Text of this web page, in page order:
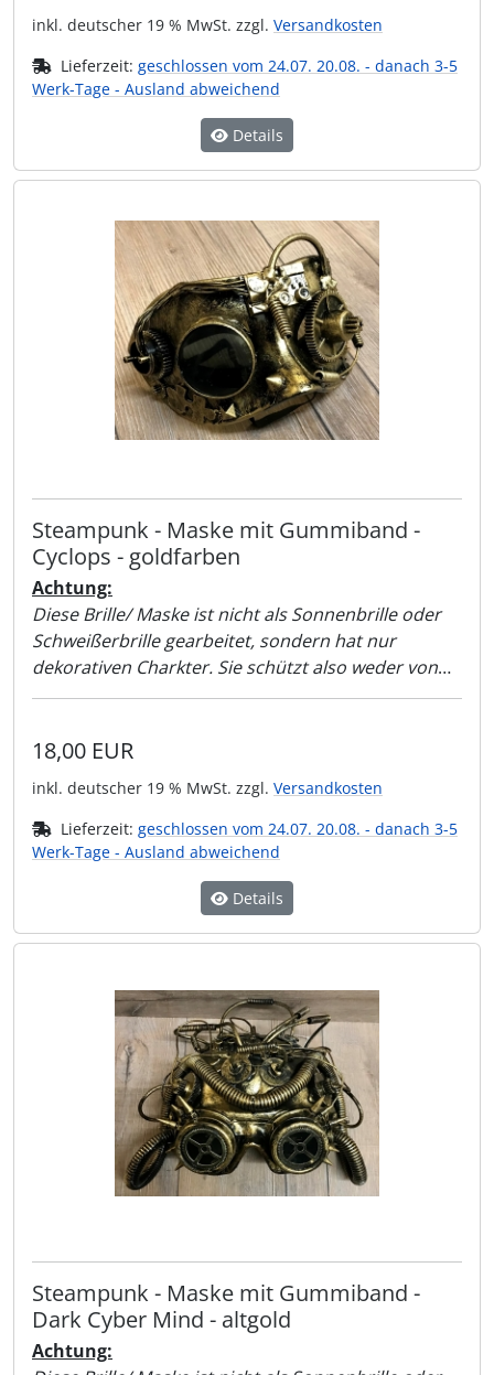
inkl. deutscher 19 % MwSt. zzgl. Versandkosten
Lieferzeit: geschlossen vom 24.07. 20.08. - danach 3-5
Werk-Tage - Ausland abweichend
Details
Steampunk - Maske mit Gummiband -
Cyclops - goldfarben
Achtung:
Diese Brille/ Maske ist nicht als Sonnenbrille oder
Schweißerbrille gearbeitet, sondern hat nur
dekorativen Charkter. Sie schützt also weder von
Sonnenlicht noch vor der Schweißer-Flamme!!
18,00 EUR
inkl. deutscher 19 % MwSt. zzgl. Versandkosten
Lieferzeit: geschlossen vom 24.07. 20.08. - danach 3-5
Werk-Tage - Ausland abweichend
Details
Steampunk - Maske mit Gummiband -
Dark Cyber Mind - altgold
Achtung: